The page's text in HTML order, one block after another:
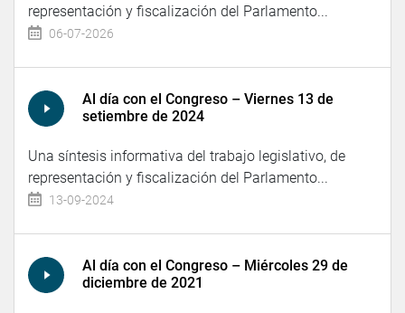
representación y fiscalización del Parlamento...
06-07-2026
Al día con el Congreso – Viernes 13 de
setiembre de 2024
Una síntesis informativa del trabajo legislativo, de
representación y fiscalización del Parlamento...
13-09-2024
Al día con el Congreso – Miércoles 29 de
diciembre de 2021